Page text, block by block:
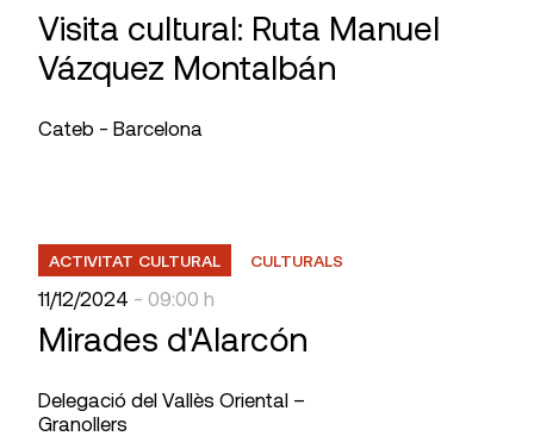
Visita cultural: Ruta Manuel
Vázquez Montalbán
Cateb - Barcelona
ACTIVITAT CULTURAL CULTURALS
11/12/2024 - 09:00 h
Mirades d'Alarcón
Delegació del Vallès Oriental –
Granollers